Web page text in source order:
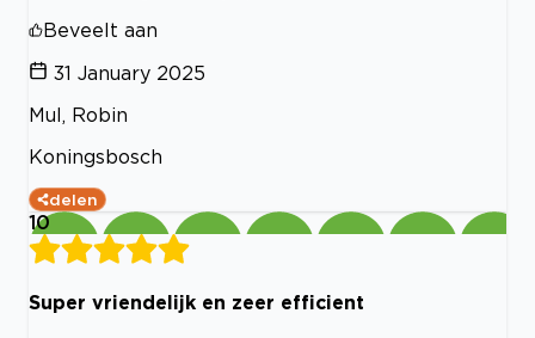
Beveelt aan
31 January 2025
Mul, Robin
Koningsbosch
delen
10
Super vriendelijk en zeer efficient